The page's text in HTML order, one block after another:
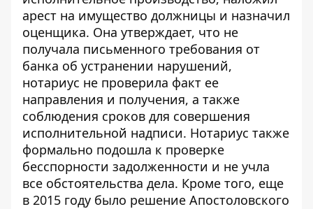
арест на имущество должницы и назначил
оценщика. Она утверждает, что не
получала письменного требования от
банка об устранении нарушений,
нотариус не проверила факт ее
направления и получения, а также
соблюдения сроков для совершения
исполнительной надписи. Нотариус также
формально подошла к проверке
бесспорности задолженности и не учла
все обстоятельства дела. Кроме того, еще
в 2015 году было решение Апостоловского